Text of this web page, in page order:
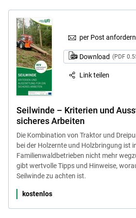
per Post anfordern
Download (PDF
Link teilen
Seilwinde – Kriterien und
sicheres Arbeiten
Die Kombination von Traktor und
bei der Holzernte und Holzbringung ist
Familienwaldbetrieben nicht mehr
gibt wertvolle Tipps und Hinweise,
Seilwinde zu achten ist.
kostenlos